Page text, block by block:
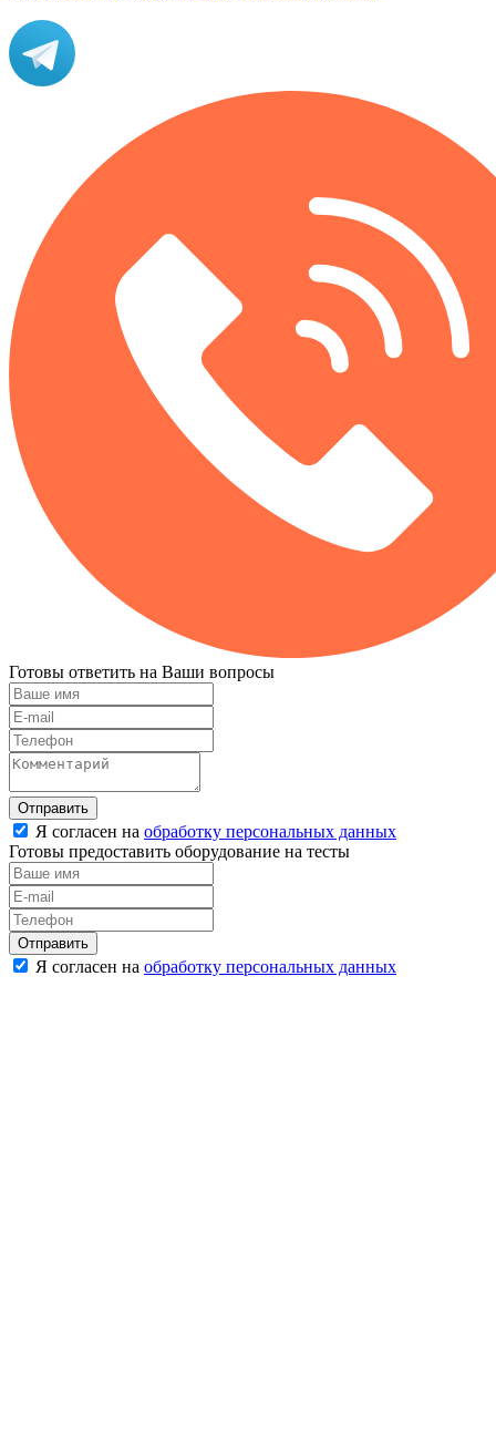
Готовы ответить на Ваши вопросы
Отправить
Я согласен на обработку персональных данных
Готовы предоставить оборудование на тесты
Отправить
Я согласен на обработку персональных данных